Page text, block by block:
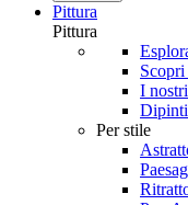
Pittura
Pittura
I
Dipinti
Per stile